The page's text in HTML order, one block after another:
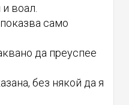
воал.
само
да преуспее
без някой да я